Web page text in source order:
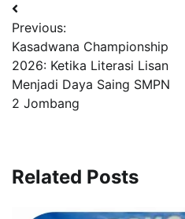
Navigasi
pos
Previous:
Kasadwana Championship
2026: Ketika Literasi Lisan
Menjadi Daya Saing SMPN
2 Jombang
Related Posts